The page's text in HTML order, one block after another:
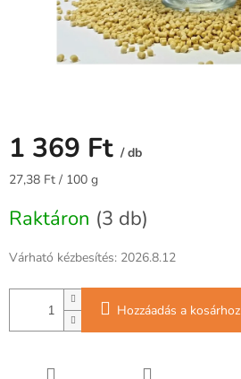
1 369 Ft / db
Egységár:
27,38 Ft / 100 g
Raktáron (3 db)
Várható kézbesítés: 2026.8.12
Hozzáadás a kosárhoz